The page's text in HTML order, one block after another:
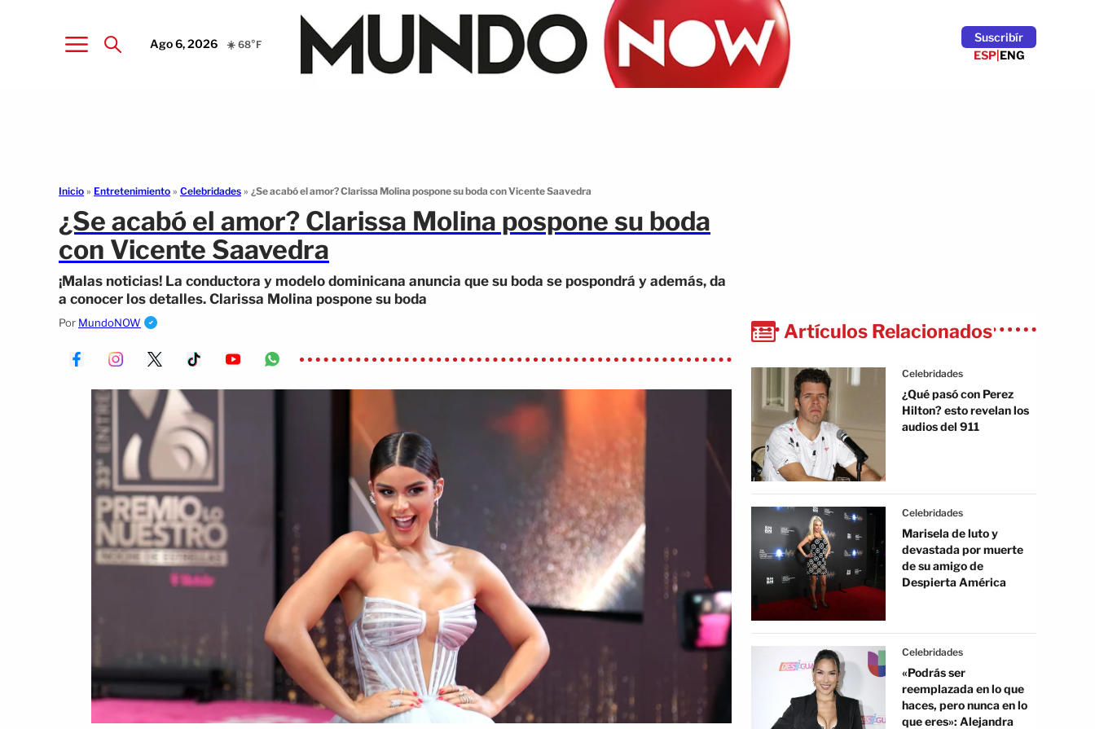
Ago 6, 2026 ☀️ 68°F
Suscribír
ESP|ENG
Inicio » Entretenimiento » Celebridades » ¿Se acabó el amor? Clarissa Molina pospone su boda con Vicente Saavedra
¿Se acabó el amor? Clarissa Molina pospone su boda
con Vicente Saavedra
¡Malas noticias! La conductora y modelo dominicana anuncia que su boda se pospondrá y además, da
a conocer los detalles. Clarissa Molina pospone su boda
Por MundoNOW Artículos Relacionados
Celebridades
¿Qué pasó con Perez
Hilton? esto revelan los
audios del 911
Celebridades
Marisela de luto y
devastada por muerte
de su amigo de
Despierta América
Celebridades
«Podrás ser
reemplazada en lo que
haces, pero nunca en lo
que eres»: Alejandra